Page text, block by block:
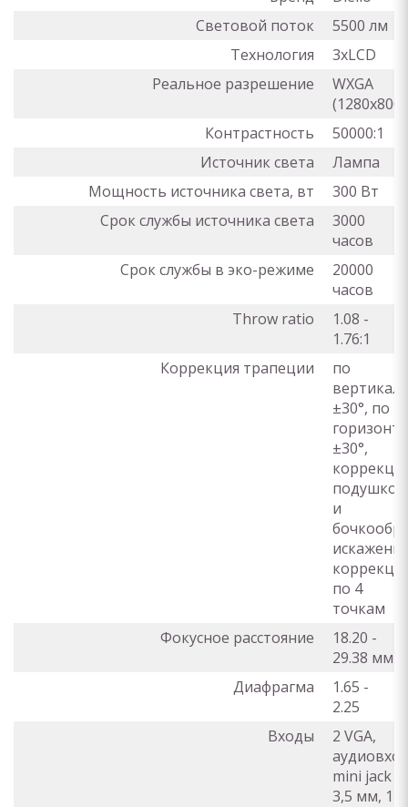
Световой поток
5500 лм
Технология
3xLCD
Реальное разрешение
WXGA
(1280x800)
Контрастность
50000:1
Источник света
Лампа
Мощность источника света, вт
300 Вт
Срок службы источника света
3000
часов
Срок службы в эко-режиме
20000
часов
Throw ratio
1.08 -
1.76:1
Коррекция трапеции
по
±30°, по
±30°,
и
по 4
точкам
Фокусное расстояние
18.20 -
29.38 мм
Диафрагма
1.65 -
2.25
Входы
2 VGA,
mini jack
3,5 мм, 1